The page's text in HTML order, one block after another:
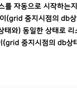
자동으로 시작하는
(grid 중지시점의 db
태와) 동일한 상태로 리
(grid 중지시점의 db상